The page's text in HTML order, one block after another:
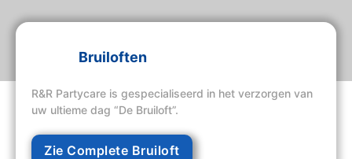
Bruiloften
R&R Partycare is gespecialiseerd in het verzorgen van
uw ultieme dag “De Bruiloft”.
Zie Complete Bruiloft